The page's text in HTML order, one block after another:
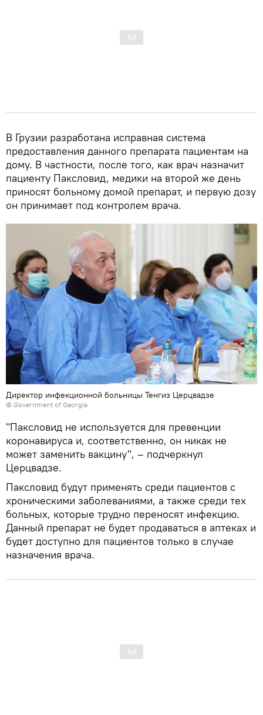
В Грузии разработана исправная система
предоставления данного препарата пациентам на
дому. В частности, после того, как врач назначит
пациенту Паксловид, медики на второй же день
приносят больному домой препарат, и первую дозу
он принимает под контролем врача.
Директор инфекционной больницы Тенгиз Церцвадзе
© Government of Georgia
"Паксловид не используется для превенции
коронавируса и, соответственно, он никак не
может заменить вакцину", – подчеркнул
Церцвадзе.
Паксловид будут применять среди пациентов с
хроническими заболеваниями, а также среди тех
больных, которые трудно переносят инфекцию.
Данный препарат не будет продаваться в аптеках и
будет доступно для пациентов только в случае
назначения врача.